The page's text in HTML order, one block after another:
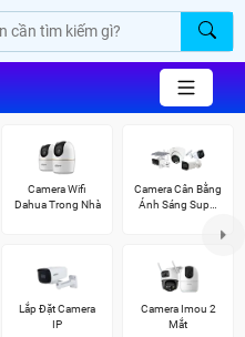
Camera Wifi
Dahua Trong Nhà
Camera Cân Bằng
Ánh Sáng Super
Lắp Đặt Camera
IP
Camera Imou 2
Mắt